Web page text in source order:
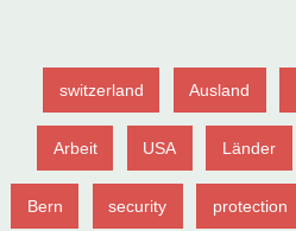
switzerland Ausland
Arbeit USA Länder
Bern security protection